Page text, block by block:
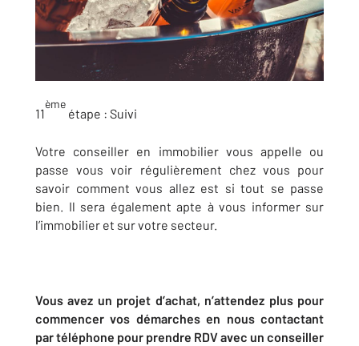
11
ème
étape : Suivi
Votre conseiller en immobilier vous appelle ou
passe vous voir régulièrement chez vous pour
savoir comment vous allez est si tout se passe
bien. Il sera également apte à vous informer sur
l’immobilier et sur votre secteur.
Vous avez un projet d’achat, n’attendez plus pour
commencer vos démarches en nous contactant
par téléphone pour prendre RDV avec un conseiller